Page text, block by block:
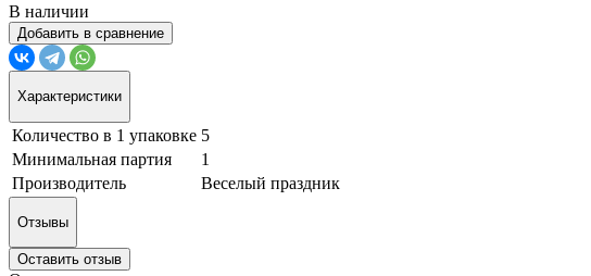
В наличии
Добавить в сравнение
Характеристики
Количество в 1 упаковке 5
Минимальная партия
1
Производитель
Веселый праздник
Отзывы
Оставить отзыв